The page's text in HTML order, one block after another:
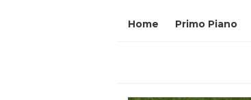
Home Primo Piano